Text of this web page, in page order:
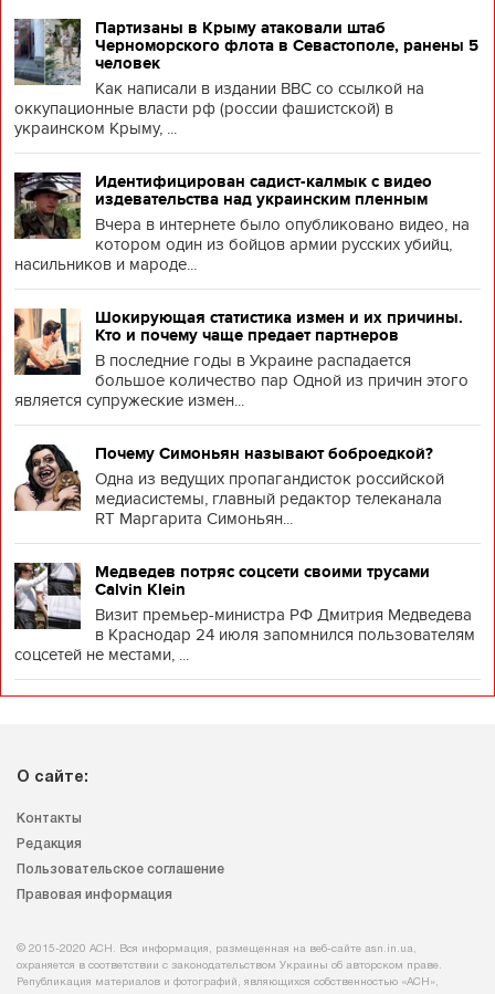
Партизаны в Крыму атаковали штаб
Черноморского флота в Севастополе, ранены 5
человек
Как написали в издании BBC со ссылкой на
оккупационные власти рф (россии фашистской) в
украинском Крыму, ...
Идентифицирован садист-калмык с видео
издевательства над украинским пленным
Вчера в интернете было опубликовано видео, на
котором один из бойцов армии русских убийц,
насильников и мароде...
Шокирующая статистика измен и их причины.
Кто и почему чаще предает партнеров
В последние годы в Украине распадается
большое количество пар Одной из причин этого
является супружеские измен...
Почему Симоньян называют боброедкой?
Одна из ведущих пропагандисток российской
медиасистемы, главный редактор телеканала
RT Маргарита Симоньян...
Медведев потряс соцсети своими трусами
Calvin Klein
Визит премьер-министра РФ Дмитрия Медведева
в Краснодар 24 июля запомнился пользователям
соцсетей не местами, ...
О сайте:
Контакты
Редакция
Пользовательское соглашение
Правовая информация
© 2015-2020 АСН. Вся информация, размещенная на веб-сайте asn.in.ua,
охраняется в соответствии с законодательством Украины об авторском праве.
Републикация материалов и фотографий, являющихся собственностью «АСН»,